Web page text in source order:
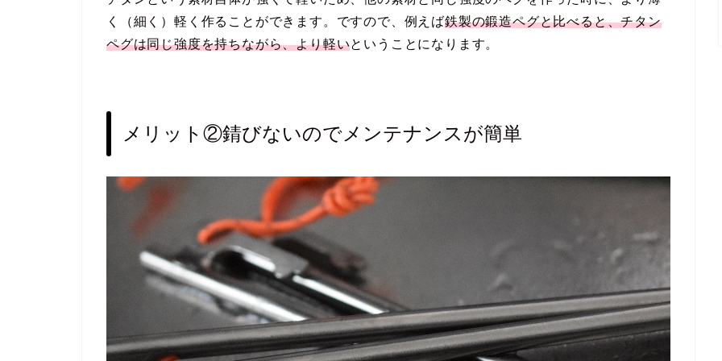
く（細く）軽く作ることができます。ですので、例えば鉄製の鍛造ペグと比べると、チタン
ペグは同じ強度を持ちながら、より軽いということになります。
メリット②錆びないのでメンテナンスが簡単